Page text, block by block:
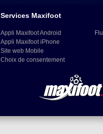
Services Maxifoot
Appli Maxifoot Android
Appli Maxifoot iPhone
Site web Mobile
Choix de consentement